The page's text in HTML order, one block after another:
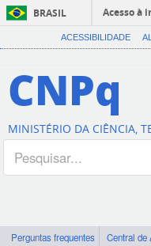
BRASIL
Acesso à
ACESSIBILIDADE
CNPq
MINISTÉRIO DA CIÊNCIA,
Perguntas frequentes Central de